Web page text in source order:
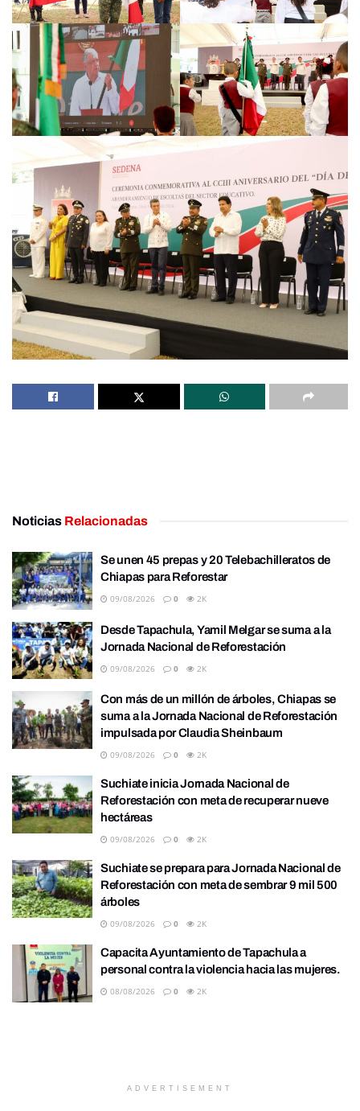
Noticias Relacionadas
Se unen 45 prepas y 20 Telebachilleratos de
Chiapas para Reforestar
09/08/2026 0 2K
Desde Tapachula, Yamil Melgar se suma a la
Jornada Nacional de Reforestación
09/08/2026 0 2K
Con más de un millón de árboles, Chiapas se
suma a la Jornada Nacional de Reforestación
impulsada por Claudia Sheinbaum
09/08/2026 0 2K
Suchiate inicia Jornada Nacional de
Reforestación con meta de recuperar nueve
hectáreas
09/08/2026 0 2K
Suchiate se prepara para Jornada Nacional de
Reforestación con meta de sembrar 9 mil 500
árboles
09/08/2026 0 2K
Capacita Ayuntamiento de Tapachula a
personal contra la violencia hacia las mujeres.
08/08/2026 0 2K
ADVERTISEMENT